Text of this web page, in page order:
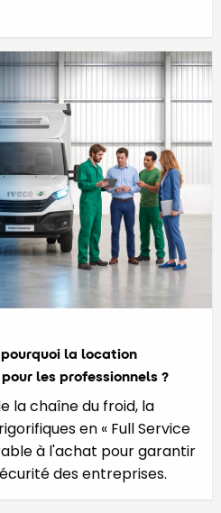
la location
les professionnels ?
la chaîne du froid, la
en « Full Service
à l'achat pour garantir
des entreprises.